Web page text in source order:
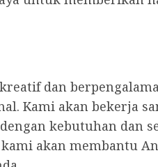
dan
Kami akan bekerja
kebutuhan dan
akan membantu